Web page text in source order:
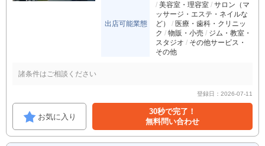
出店可能業態
美容室・理容室
サロン（マ
ッサージ・エステ・ネイルな
ど）
医療・歯科・クリニッ
ク
物販・小売
ジム・教室・
スタジオ
その他サービス・
その他
諸条件はご相談ください
登録日：2026-07-11
お気に入り
30秒で完了！
無料問い合わせ